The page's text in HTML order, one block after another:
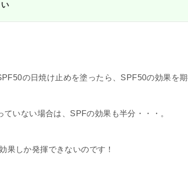
の日焼け止めを塗ったら、SPF50の効果を期
いない場合は、SPFの効果も半分・・・。
果しか発揮できないのです！